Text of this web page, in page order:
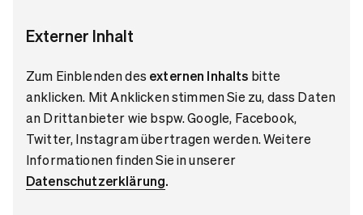
Externer Inhalt
Zum Einblenden des externen Inhalts bitte
anklicken. Mit Anklicken stimmen Sie zu, dass Daten
an Drittanbieter wie bspw. Google, Facebook,
Twitter, Instagram übertragen werden. Weitere
Informationen finden Sie in unserer
Datenschutzerklärung.